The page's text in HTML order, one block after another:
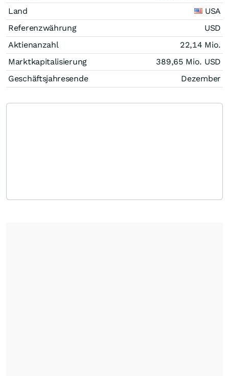
Land
USA
Referenzwährung
USD
Aktienanzahl
22,14 Mio.
Marktkapitalisierung
389,65 Mio. USD
Geschäftsjahresende
Dezember